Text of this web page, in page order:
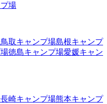
場
鳥取キャンプ場島根キャンプ
徳島キャンプ場愛媛キャン
長崎キャンプ場熊本キャンプ